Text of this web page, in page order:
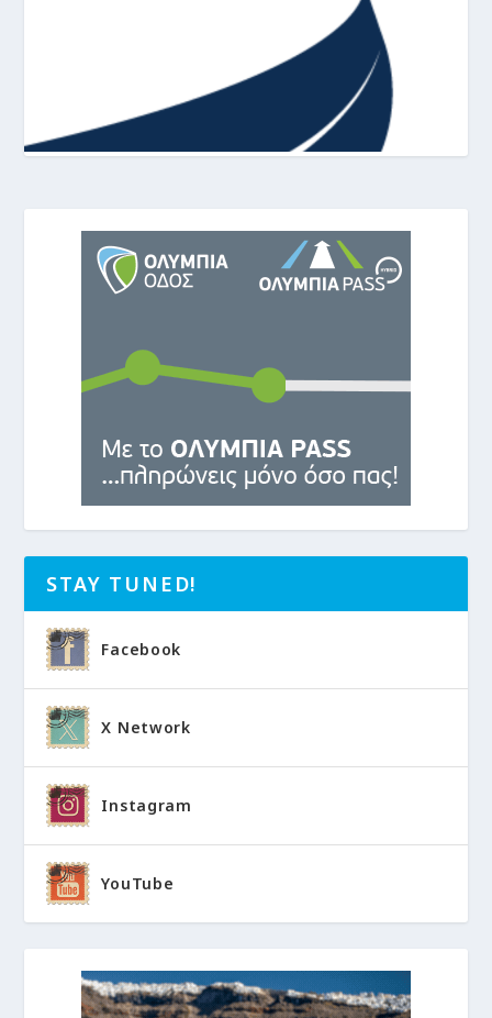
STAY TUNED!
Facebook
X Network
Instagram
YouTube